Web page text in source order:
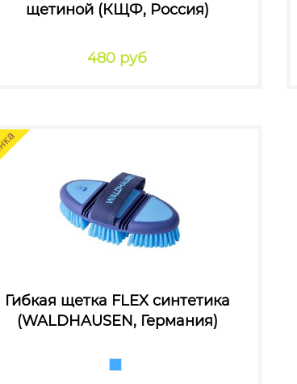
щетиной (КЩФ, Россия)
480 руб
Гибкая щетка FLEX синтетика
(WALDHAUSEN, Германия)